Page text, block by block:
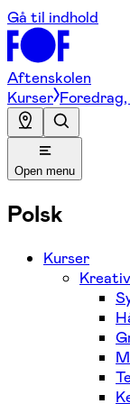
Gå til indhold
Aftenskolen
Kurser
Open menu
Polsk
Kurser